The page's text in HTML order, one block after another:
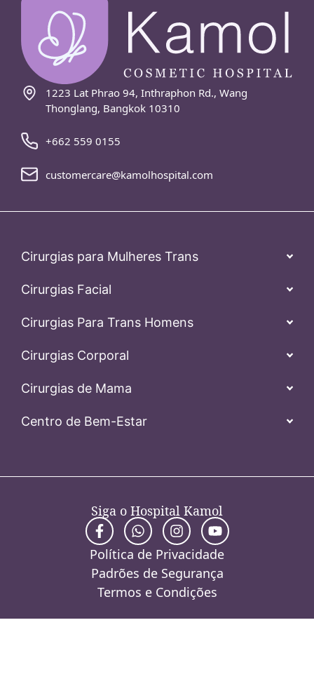
1223 Lat Phrao 94, Inthraphon Rd., Wang
Thonglang, Bangkok 10310
+662 559 0155
customercare@kamolhospital.com
Cirurgias para Mulheres Trans
Cirurgias Facial
Cirurgias Para Trans Homens
Cirurgias Corporal
Cirurgias de Mama
Centro de Bem-Estar
Siga o Hospital Kamol
Política de Privacidade
Padrões de Segurança
Termos e Condições